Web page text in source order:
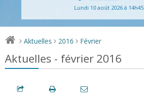
Lundi 10 août 2026 à 14h45
> Aktuelles > 2016 > Février
Aktuelles - février 2016